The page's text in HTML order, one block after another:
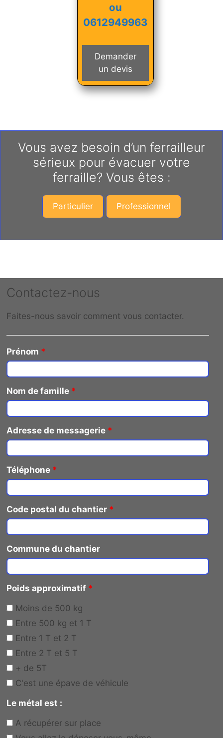
ou
0612949963
Demander
un devis
Vous avez besoin d’un ferrailleur
sérieux pour évacuer votre
ferraille? Vous êtes :
Particulier Professionnel
Contactez-nous
Faites-nous savoir comment vous contacter.
Prénom *
Nom de famille *
Adresse de messagerie *
Téléphone *
Code postal du chantier *
Commune du chantier
Poids approximatif *
Moins de 500 kg
Entre 500 kg et 1 T
Entre 1 T et 2 T
Entre 2 T et 5 T
+ de 5T
C'est une épave de véhicule
Le métal est :
A récupérer sur place